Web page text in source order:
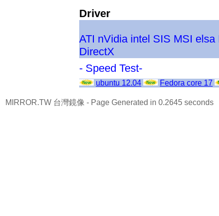
Driver
ATI nVidia intel SIS MSI elsa
DirectX
- Speed Test-
ubuntu 12.04 Fedora core 17
MIRROR.TW 台灣鏡像 - Page Generated in 0.2645 seconds